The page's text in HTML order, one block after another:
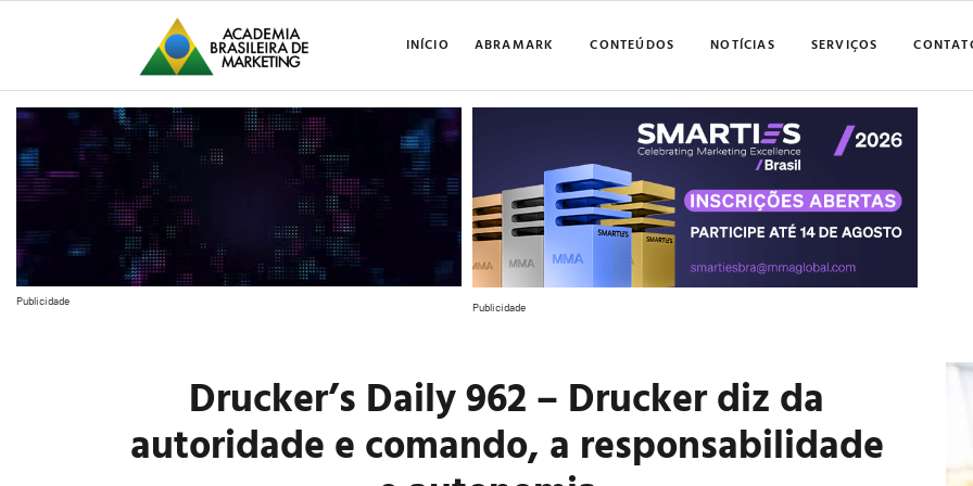
INÍCIO ABRAMARK CONTEÚDOS NOTÍCIAS SERVIÇOS
Publicidade Publicidade
Drucker’s Daily 962 – Drucker diz da
autoridade e comando, a responsabilidade